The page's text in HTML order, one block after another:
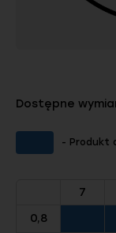
Dostępne
- Produkt
7
0,8